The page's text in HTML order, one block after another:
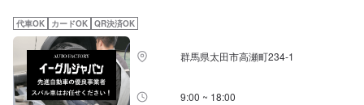
代車OK カードOK QR決済OK
群馬県太田市高瀬町234-1
9:00 ~ 18:00